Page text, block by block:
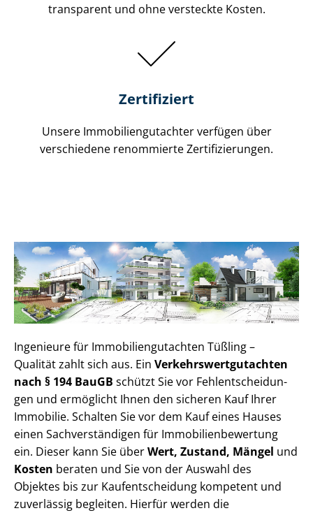
transparent und ohne versteckte Kosten.
Zertifiziert
Unsere Immobilien­gutachter verfügen über
verschiedene renommierte Zer­ti­fi­zie­run­gen.
Ingenieure für Im­mo­bi­li­en­gut­ach­ten Tüßling –
Qualität zahlt sich aus. Ein Ver­kehrs­wert­gut­ach­ten
nach § 194 BauGB schützt Sie vor Fehl­ent­schei­dun­
gen und ermöglicht Ihnen den sicheren Kauf Ihrer
Immobilie. Schalten Sie vor dem Kauf eines Hauses
einen Sach­ver­stän­di­gen für Im­mo­bi­li­en­be­wer­tung
ein. Dieser kann Sie überWert, Zustand, Mängel und
Kosten beraten und Sie von der Auswahl des
Objektes bis zur Kauf­ent­schei­dung kompetent und
zuverlässig begleiten. Hierfür werden die